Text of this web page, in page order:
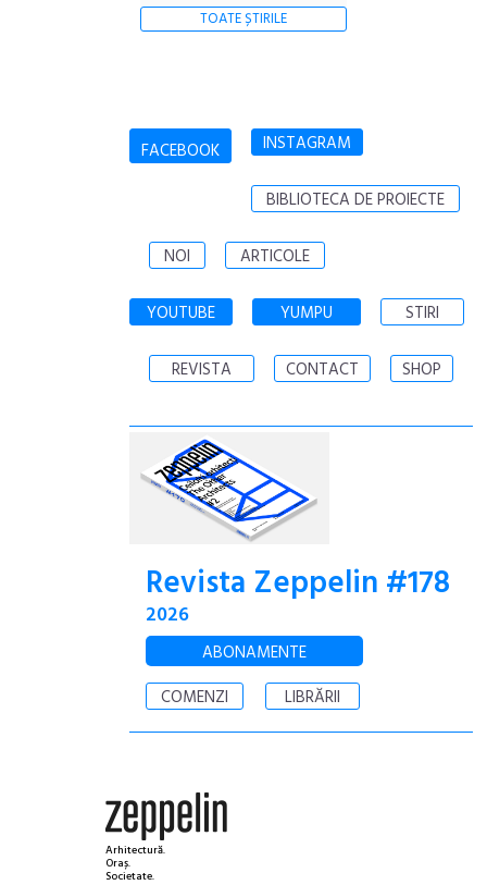
TOATE ȘTIRILE
FACEBOOK INSTAGRAM
BIBLIOTECA DE PROIECTE
NOI ARTICOLE
YOUTUBE YUMPU STIRI
REVISTA CONTACT SHOP
Revista Zeppelin #178
2026
ABONAMENTE
COMENZI
LIBRĂRII
Arhitectură.
Oraș.
Societate.